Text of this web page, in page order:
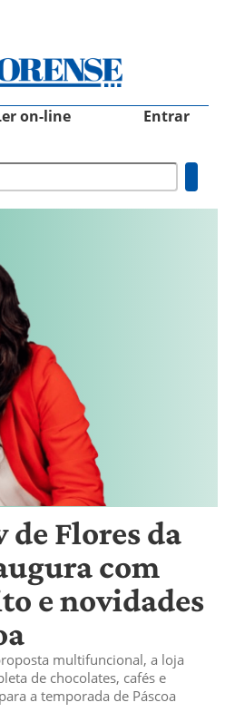
on-line Entrar
de Flores da
com
e novidades
multifuncional, a loja
de chocolates, cafés e
a temporada de Páscoa